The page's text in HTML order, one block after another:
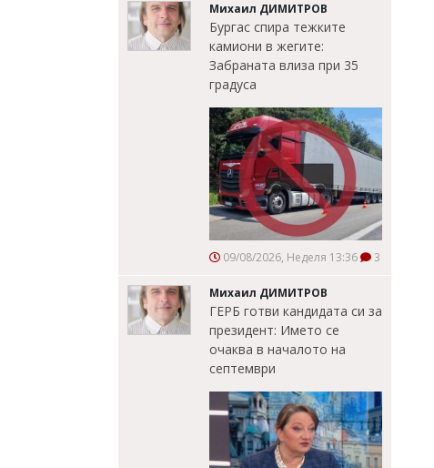
Михаил ДИМИТРОВ
Бургас спира тежките
камиони в жегите:
Забраната влиза при 35
градуса
09/08/2026, Неделя 13:36 3
Михаил ДИМИТРОВ
ГЕРБ готви кандидата си за
президент: Името се
очаква в началото на
септември